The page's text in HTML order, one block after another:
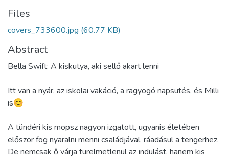
Files
covers_733600.jpg (60.77 KB)
Abstract
Bella Swift: A kiskutya, aki sellő akart lenni
Itt van a nyár, az iskolai vakáció, a ragyogó napsütés, és Milli
is😊
A tündéri kis mopsz nagyon izgatott, ugyanis életében
először fog nyaralni menni családjával, ráadásul a tengerhez.
De nemcsak ő várja türelmetlenül az indulást, hanem kis